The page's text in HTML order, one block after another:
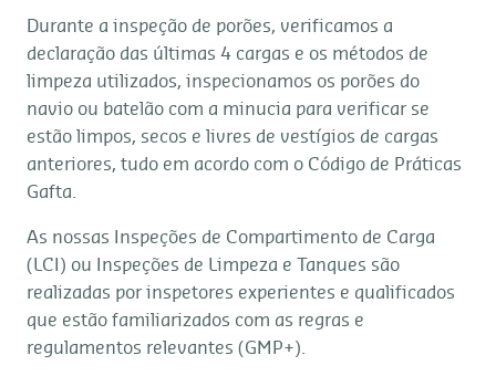
Durante a inspeção de porões, verificamos a
declaração das últimas 4 cargas e os métodos de
limpeza utilizados, inspecionamos os porões do
navio ou batelão com a minucia para verificar se
estão limpos, secos e livres de vestígios de cargas
anteriores, tudo em acordo com o Código de Práticas
Gafta.
As nossas Inspeções de Compartimento de Carga
(LCI) ou Inspeções de Limpeza e Tanques são
realizadas por inspetores experientes e qualificados
que estão familiarizados com as regras e
regulamentos relevantes (GMP+).